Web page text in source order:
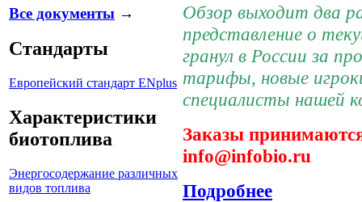
Все документы →
Стандарты
Европейский стандарт ENplus
Характеристики
биотоплива
Энергосодержание различных
видов топлива
Обзор выходит два
представление о
гранул в России за
тарифы, новые
специалисты нашей
Заказы
info@infobio.ru
Подробнее